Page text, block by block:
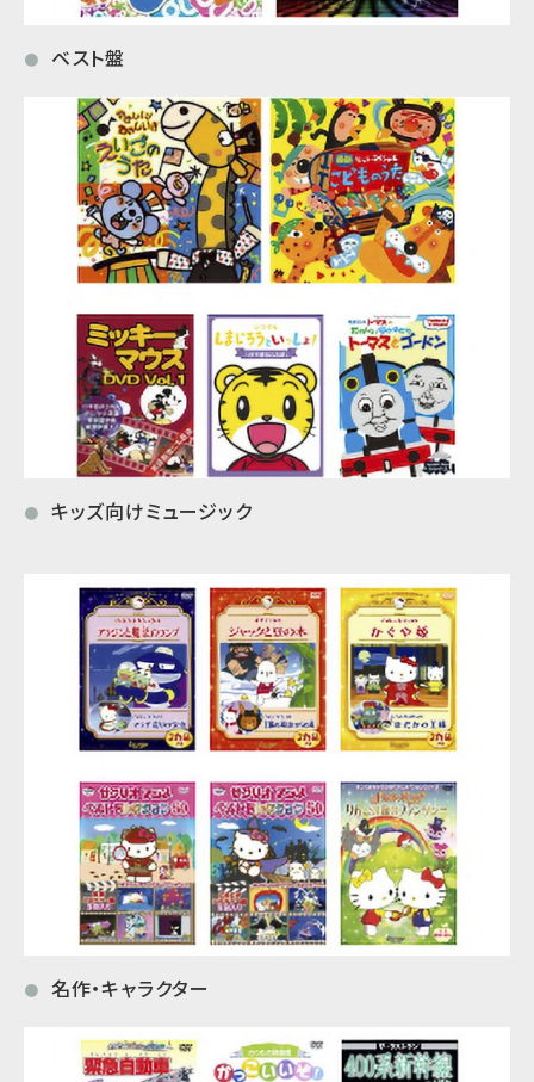
● ベスト盤
● キッズ向けミュージック
● 名作・キャラクター